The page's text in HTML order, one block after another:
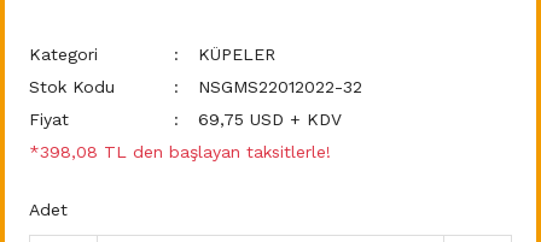
Kategori
KÜPELER
Stok Kodu
NSGMS22012022-32
Fiyat
69,75 USD + KDV
*398,08 TL den başlayan taksitlerle!
Adet